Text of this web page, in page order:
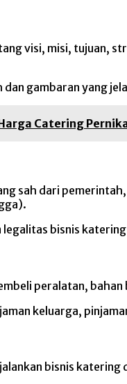
visi, misi, tujuan,
gambaran yang
Catering
sah dari
legalitas bisnis
peralatan,
keluarga,
bisnis